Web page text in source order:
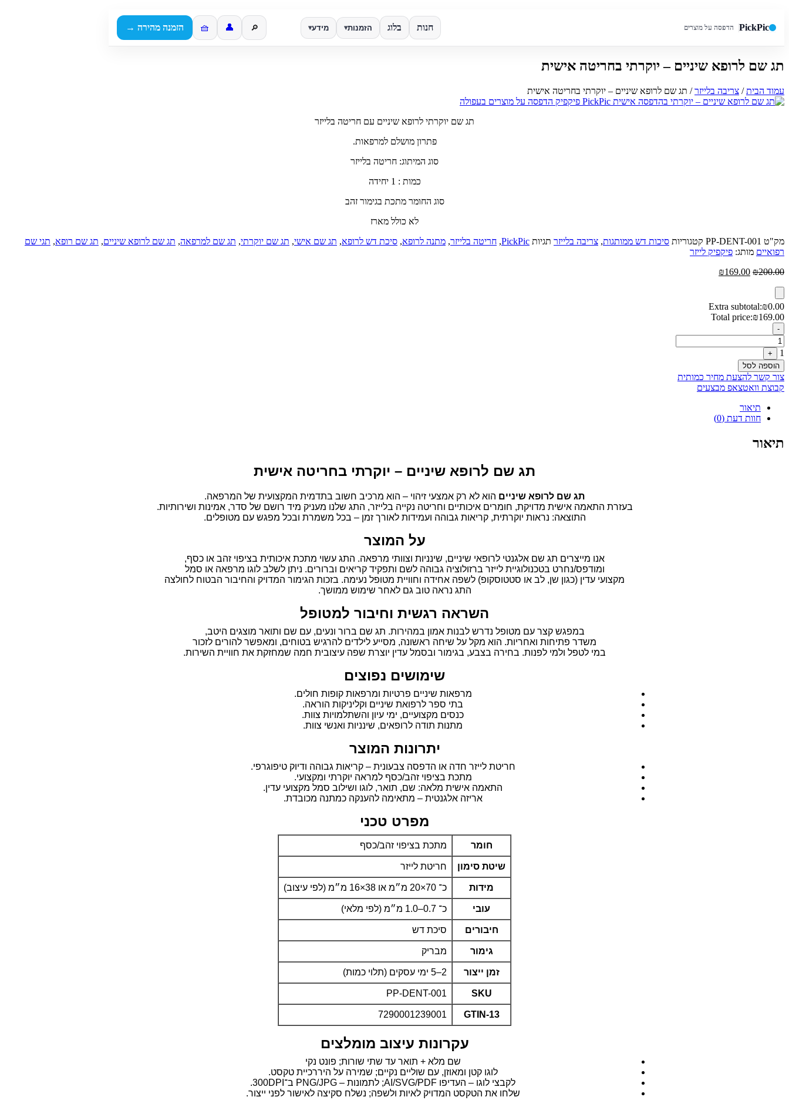
PickPic הדפסה על מוצרים חנות בלוג הזמנות▾ מידע▾
🔎
👤
🧺 הזמנה מהירה →
תג שם לרופא שיניים – יוקרתי בחריטה אישית
עמוד הבית/ צריבה בלייזר/ תג שם לרופא שיניים – יוקרתי בחריטה אישית
תג שם יוקרתי לרופא שיניים עם חריטה בלייזר
פתרון מושלם למרפאות.
סוג המיתוג: חריטה בלייזר
כמות : 1 יחידה
סוג החומר מתכת בגימור זהב
לא כולל מארז
מק"ט PP-DENT-001 קטגוריות סיכות דש ממותגות, צריבה בלייזר תגיות PickPic
, חריטה בלייזר, מתנה לרופא, סיכת דש לרופא, תג שם אישי, תג שם יוקרתי, תג שם למרפאה, תג שם לרופא שיניים, תג שם רופא, תגי שם
רפואיים מותג: פיקפיק לייזר
₪200.00
המחיר
₪200.00.
₪169.00
₪169.00.Extra subtotal:₪0.00
Total price:₪169.00
Quantity
-
1
+
הוספה לסל
צור קשר להצעת מחיר כמותית
קבוצת וואטצאפ מבצעים
תיאור
חוות דעת (0)
תיאור
תג שם לרופא שיניים – יוקרתי בחריטה אישית
תג שם לרופא שיניים הוא לא רק אמצעי זיהוי – הוא מרכיב חשוב בתדמית המקצועית של המרפאה.
בעזרת התאמה אישית מדויקת, חומרים איכותיים וחריטה נקייה בלייזר, התג שלנו מעניק מיד רושם של סדר, אמינות ושירותיות.
התוצאה: נראות יוקרתית, קריאות גבוהה ועמידות לאורך זמן – בכל משמרת ובכל מפגש עם מטופלים.
על המוצר
אנו מייצרים תג שם אלגנטי לרופאי שיניים, שינניות וצוותי מרפאה. התג עשוי מתכת איכותית בציפוי זהב או כסף,
ומודפס/נחרט בטכנולוגיית לייזר ברזולוציה גבוהה לשם ותפקיד קריאים וברורים. ניתן לשלב לוגו מרפאה או סמל
מקצועי עדין (כגון שן, לב או סטטוסקופ) לשפה אחידה וחוויית מטופל נעימה. בזכות הגימור המדויק והחיבור הבטוח לחולצה
התג נראה טוב גם לאחר שימוש ממושך.
השראה רגשית וחיבור למטופל
במפגש קצר עם מטופל נדרש לבנות אמון במהירות. תג שם ברור ונעים, עם שם ותואר מוצגים היטב,
משדר פתיחות ואחריות. הוא מקל על שיחה ראשונה, מסייע לילדים להרגיש בטוחים, ומאפשר להורים לזכור
במי לטפל ולמי לפנות. בחירה בצבע, בגימור ובסמל עדין יוצרת שפה עיצובית חמה שמחזקת את חוויית השירות.
שימושים נפוצים
מרפאות שיניים פרטיות ומרפאות קופות חולים.
בתי ספר לרפואת שיניים וקליניקות הוראה.
כנסים מקצועיים, ימי עיון והשתלמויות צוות.
מתנות תודה לרופאים, שינניות ואנשי צוות.
יתרונות המוצר
חריטת לייזר חדה או הדפסה צבעונית – קריאות גבוהה ודיוק טיפוגרפי.
מתכת בציפוי זהב/כסף למראה יוקרתי ומקצועי.
התאמה אישית מלאה: שם, תואר, לוגו ושילוב סמל מקצועי עדין.
אריזה אלגנטית – מתאימה להענקה כמתנה מכובדת.
מפרט טכני
חומר מתכת בציפוי זהב/כסף
שיטת סימון חריטת לייזר
מידות כ־ 70×20 מ״מ או 38×16 מ״מ (לפי עיצוב)
עובי כ־ 0.7–1.0 מ״מ (לפי מלאי)
חיבורים סיכת דש
גימור מבריק
זמן ייצור 2–5 ימי עסקים (תלוי כמות)
SKU
PP-DENT-001
GTIN-13
7290001239001
עקרונות עיצוב מומלצים
שם מלא + תואר עד שתי שורות; פונט נקי
לוגו קטן ומאוזן, עם שוליים נקיים; שמירה על היררכיית טקסט.
לקבצי לוגו – העדיפו AI/SVG/PDF; לתמונות – PNG/JPG ב־300DPI.
שלחו את הטקסט המדויק לאיות ולשפה; נשלח סקיצה לאישור לפני ייצור.